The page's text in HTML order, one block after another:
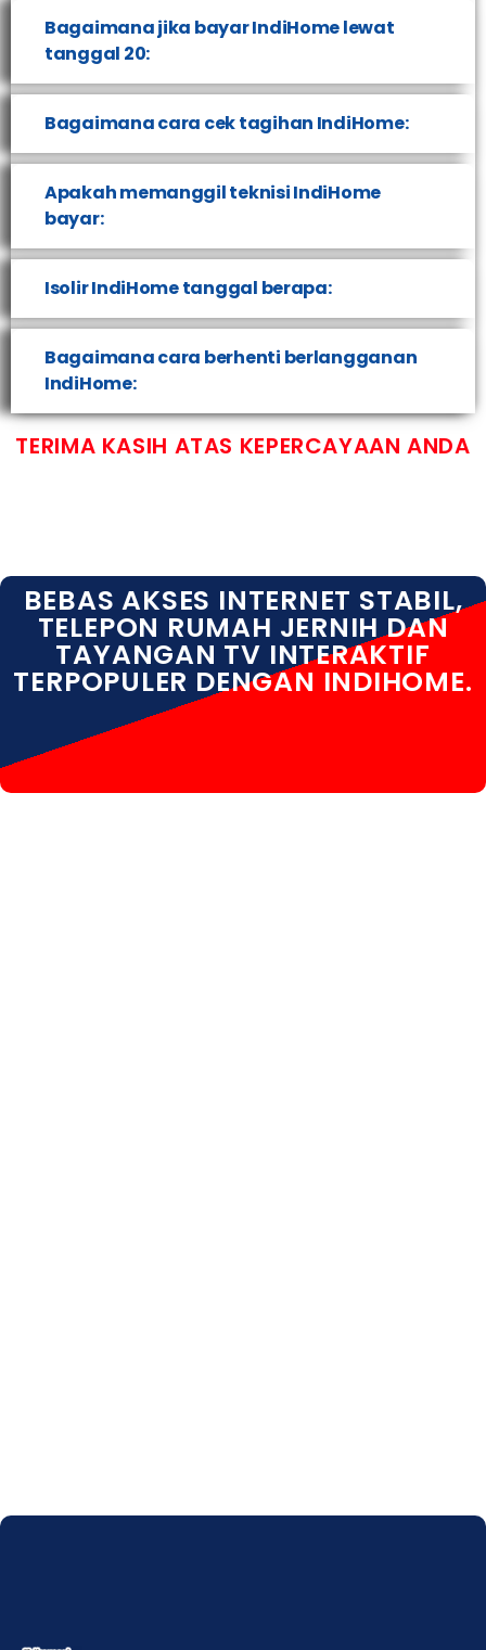
Bagaimana jika bayar IndiHome lewat
tanggal 20:
Bagaimana cara cek tagihan IndiHome:
Apakah memanggil teknisi IndiHome
bayar:
Isolir IndiHome tanggal berapa:
Bagaimana cara berhenti berlangganan
IndiHome:
TERIMA KASIH ATAS KEPERCAYAAN ANDA
BEBAS AKSES INTERNET STABIL,
TELEPON RUMAH JERNIH DAN
TAYANGAN TV INTERAKTIF
TERPOPULER DENGAN INDIHOME.